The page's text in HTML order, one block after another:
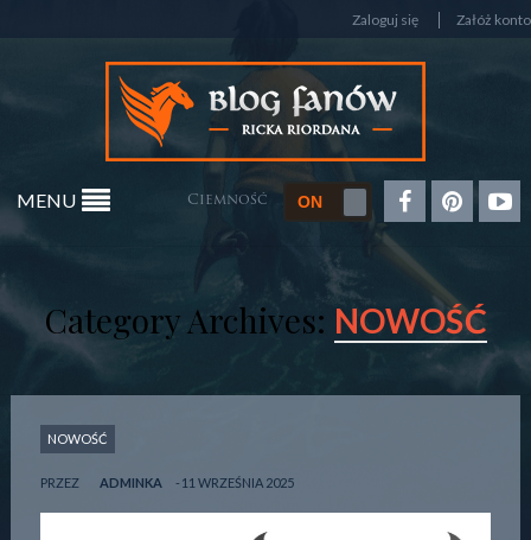
Zaloguj się Załóż konto
Ciemność
MENU
Category Archives: NOWOŚĆ
NOWOŚĆ
PRZEZ ADMINKA 11 WRZEŚNIA 2025